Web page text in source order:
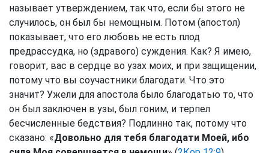
называет утверждением, так что, если бы этого не
случилось, он был бы немощным. Потом (апостол)
показывает, что его любовь не есть плод
предрассудка, но (здравого) суждения. Как? Я имею,
говорит, вас в сердце во узах моих, и при защищении,
потому что вы соучастники благодати. Что это
значит? Ужели для апостола было благодатью то, что
он был заключен в узы, был гоним, и терпел
бесчисленные бедствия? Подлинно так, потому что
сказано: «Довольно для тебя благодати Моей, ибо